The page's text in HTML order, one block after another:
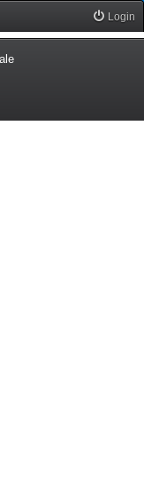
Login
(Opens a new tab)